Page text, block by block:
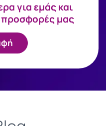
για εμάς και
προσφορές μας